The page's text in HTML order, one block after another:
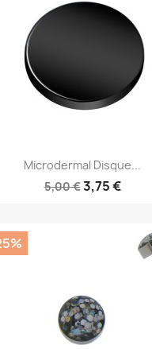
Microdermal Disque...
5,00 €3,75 €